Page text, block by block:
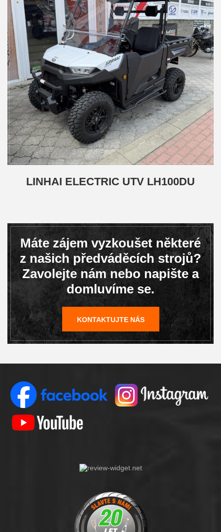
LINHAI ELECTRIC UTV LH100DU
Máte zájem vyzkoušet některé
z našich předváděcích strojů?
Zavolejte nám nebo napište a
domluvíme se.
KONTAKTUJTE NÁS